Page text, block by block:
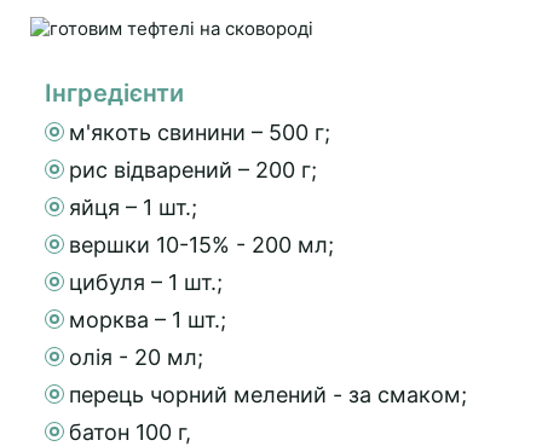
Інгредієнти
м'якоть свинини – 500 г;
рис відварений – 200 г;
яйця – 1 шт.;
вершки 10-15% - 200 мл;
цибуля – 1 шт.;
морква – 1 шт.;
олія - 20 мл;
перець чорний мелений - за смаком;
батон 100 г,